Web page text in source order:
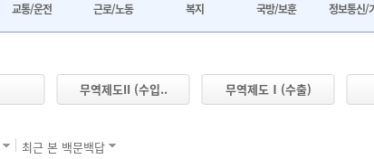
교통/운전 근로/노동 복지 국방/보훈 정보통신/
무역제도II (수입.. 무역제도Ⅰ(수출)
최근 본 백문백답